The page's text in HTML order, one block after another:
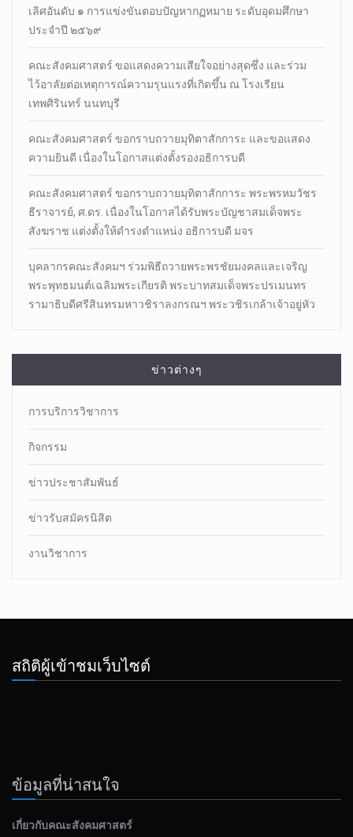
เลิศอันดับ ๑ การแข่งขันตอบปัญหากฏหมาย ระดับอุดมศึกษา
ประจำปี ๒๕๖๙
คณะสังคมศาสตร์ ขอแสดงความเสียใจอย่างสุดซึ่ง และร่วม
ไว้อาลัยต่อเหตุการณ์ความรุนแรงที่เกิดขึ้น ณ โรงเรียน
เทพศิรินทร์ นนทบุรี
คณะสังคมศาสตร์ ขอกราบถวายมุทิตาสักการะ และขอแสดง
ความยินดี เนื่องในโอกาสแต่งตั้งรองอธิการบดี
คณะสังคมศาสตร์ ขอกราบถวายมุทิตาสักการะ พระพรหมวัชร
ธีราจารย์, ศ.ดร. เนื่องในโอกาสได้รับพระบัญชาสมเด็จพระ
สังฆราช แต่งตั้งให้ดำรงตำแหน่ง อธิการบดี มจร
บุคลากรคณะสังคมฯ ร่วมพิธีถวายพระพรชัยมงคลและเจริญ
พระพุทธมนต์เฉลิมพระเกียรติ พระบาทสมเด็จพระปรเมนทร
รามาธิบดีศรีสินทรมหาวชิราลงกรณฯ พระวชิรเกล้าเจ้าอยู่หัว
ข่าวต่างๆ
การบริการวิชาการ
กิจกรรม
ข่าวประชาสัมพันธ์
ข่าวรับสมัครนิสิต
งานวิชาการ
สถิติผู้เข้าชมเว็บไซต์
ข้อมูลที่น่าสนใจ
เกี่ยวกับคณะสังคมศาสตร์